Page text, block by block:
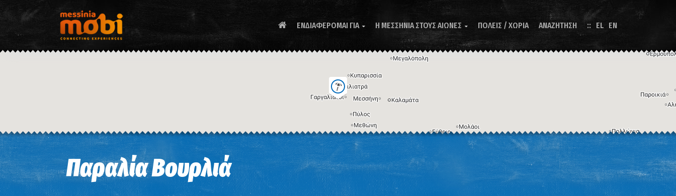
ΕΝΔΙΑΦΕΡΟΜΑΙ ΓΙΑ  Η ΜΕΣΣΗΝΙΑ ΣΤΟΥΣ ΑΙΩΝΕΣ  ΠΟΛΕΙΣ / ΧΩΡΙΑ ΑΝΑΖΗΤΗΣΗ EL EN
Συντομεύσεις πληκτρολογίου Η εικόνα ενδέχεται να υπόκειται σε πνευματικά δικαιώματα Όροι
Παραλία Βουρλιά